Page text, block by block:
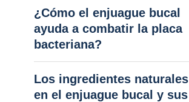
¿Cómo el enjuague bucal
ayuda a combatir la placa
bacteriana?
Los ingredientes naturales
en el enjuague bucal y sus